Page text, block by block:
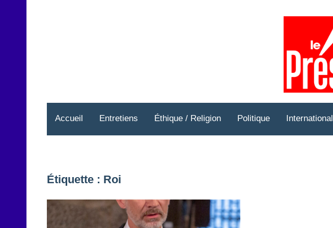
Accueil Entretiens Éthique / Religion Politique International
Étiquette : Roi